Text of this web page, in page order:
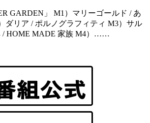
GARDEN」 M1）マリーゴールド / あ
ダリア / ポルノグラフィティ M3）サル
/ HOME MADE 家族 M4）……